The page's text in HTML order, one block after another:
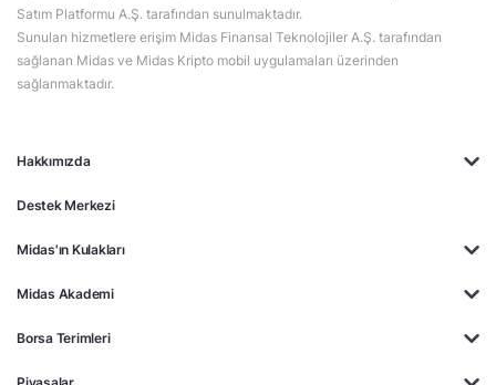
Hakkımızda
Destek Merkezi
Midas'ın Kulakları
Midas Akademi
Borsa Terimleri
Satım Platformu A.Ş. tarafından sunulmaktadır.
Sunulan hizmetlere erişim Midas Finansal Teknolojiler A.Ş. tarafından
sağlanan Midas ve Midas Kripto mobil uygulamaları üzerinden
sağlanmaktadır.